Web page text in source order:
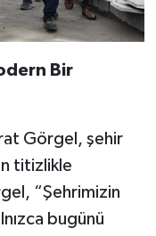
Bir
Görgel, şehir
titizlikle
“Şehrimizin
bugünü